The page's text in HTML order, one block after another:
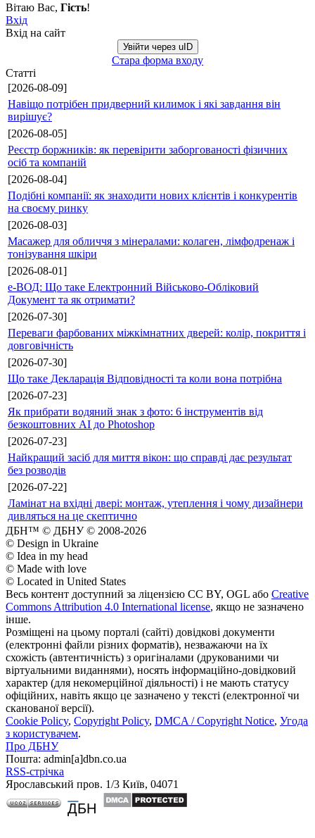
Вітаю Вас, Гість!
Вхід
Вхід на сайт
Увійти через uID
Стара форма входу
Статті
[2026-08-09]
Навіщо потрібен придверний килимок і які завдання він
вирішує?
[2026-08-05]
Реєстр боржників: як перевірити заборгованості фізичних
осіб та компаній
[2026-08-04]
Подібні компанії: як знаходити нових клієнтів і конкурентів
на своєму ринку
[2026-08-03]
Масажер для обличчя з мінералами: колаген, лімфодренаж і
тонізування шкіри
[2026-08-01]
е-ВОД: Що таке Електронний Військово-Обліковий
Документ та як отримати?
[2026-07-30]
Переваги фарбованих міжкімнатних дверей: колір, покриття і
довговічність
[2026-07-30]
Що таке Декларація Відповідності та коли вона потрібна
[2026-07-23]
Як прибрати водяний знак з фото: 6 інструментів від
безкоштовних AI до Photoshop
[2026-07-23]
Найкращий засіб для миття вікон: що справді дає результат
без розводів
[2026-07-22]
Ламінат на вхідні двері: монтаж, утеплення і чому дизайнери
дивляться на це скептично
ДБН™ © ДБНУ © 2008-2026
© Design in Ukraine
© Idea in my head
© Made with love
© Located in United States
Весь контент доступний за ліцензією CC BY, OGL або Creative
Commons Attribution 4.0 International license, якщо не зазначено
інше.
Розміщені на цьому порталі (сайті) довідкові документи
(електронні файли різних форматів), незважаючи на їх
схожість (автентичність) з оригіналами (друкованими чи
віртуальними виданнями), носять інформаційно-довідковий
характер (для некомерційної діяльності) і не мають статусу
офіційних, навіть якщо це зазначено у тексті (електронної чи
сканованої версії).
Cookie Policy, Copyright Policy, DMCA / Copyright Notice, Угода
з користувачем.
Про ДБНУ
Пошта: admin[а]dbn.co.ua
RSS-стрічка
Ярославський пров. 1/3 Київ, 04071